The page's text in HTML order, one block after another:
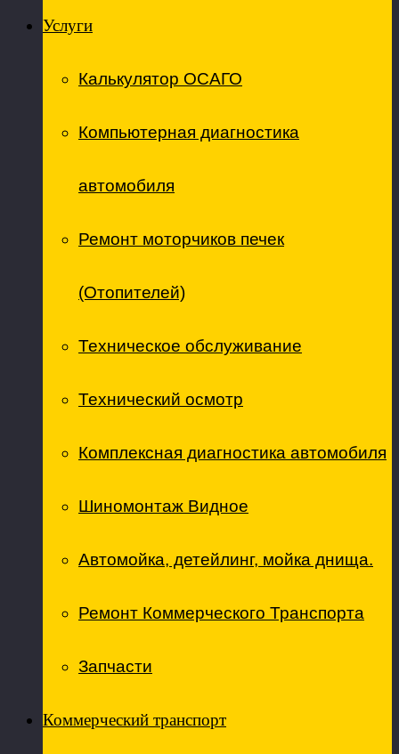
Услуги
Калькулятор ОСАГО
Компьютерная диагностика
автомобиля
Ремонт моторчиков печек
(Отопителей)
Техническое обслуживание
Технический осмотр
Комплексная диагностика автомобиля
Шиномонтаж Видное
Автомойка, детейлинг, мойка днища.
Ремонт Коммерческого Транспорта
Запчасти
Коммерческий транспорт